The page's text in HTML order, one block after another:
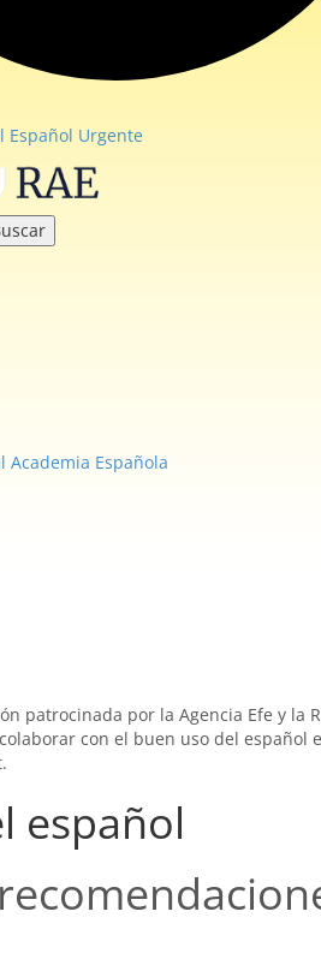
Español Urgente
Academia Española
patrocinada por la Agencia Efe y la
con el buen uso del español
español